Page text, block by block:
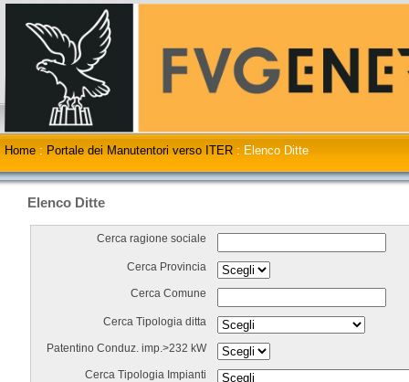
Home : Portale dei Manutentori verso ITER : Elenco Ditte
Elenco Ditte
Cerca ragione sociale
Cerca Provincia
Cerca Comune
Cerca Tipologia ditta
Patentino Conduz. imp.>232 kW
Cerca Tipologia Impianti